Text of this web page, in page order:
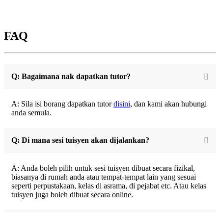
FAQ
Q: Bagaimana nak dapatkan tutor?
A: Sila isi borang dapatkan tutordisini, dan kami akan hubungi
anda semula.
Q: Di mana sesi tuisyen akan dijalankan?
A: Anda boleh pilih untuk sesi tuisyen dibuat secara fizikal,
biasanya di rumah anda atau tempat-tempat lain yang sesuai
seperti perpustakaan, kelas di asrama, di pejabat etc. Atau kelas
tuisyen juga boleh dibuat secara online.